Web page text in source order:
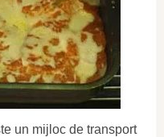
un mijloc de transport